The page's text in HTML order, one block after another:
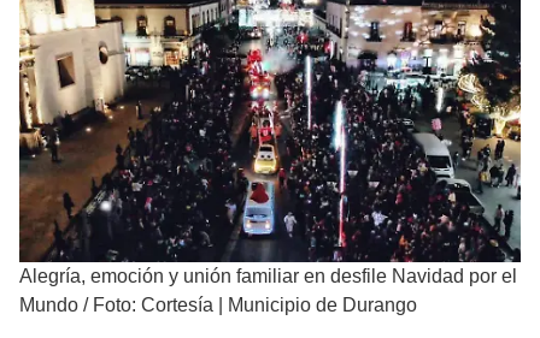
Alegría, emoción y unión familiar en desfile Navidad por el
Mundo / Foto: Cortesía | Municipio de Durango